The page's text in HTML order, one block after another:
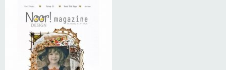
Aanbiedingen
Andere
Boeken en magazines
Verzend - en verpakkingsk
Mijn account